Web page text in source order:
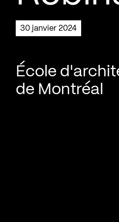
30 janvier 2024
École
de Montréal